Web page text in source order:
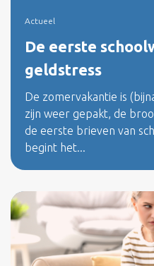
Actueel
De eerste
geldstress
De zomervakantie is
zijn weer gepakt, de
de eerste brieven van
begint het...